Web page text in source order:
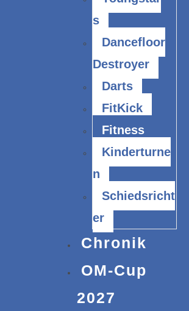
s
Dancefloor
Destroyer
Darts
FitKick
Fitness
Kinderturne
n
Schiedsricht
er
Chronik
OM-Cup
2027